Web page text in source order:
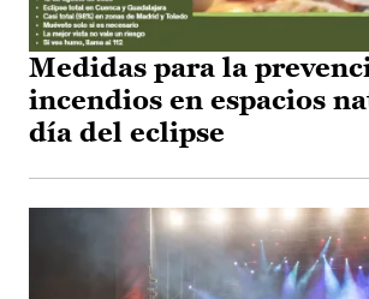
Medidas para la
incendios en espacios
día del eclipse